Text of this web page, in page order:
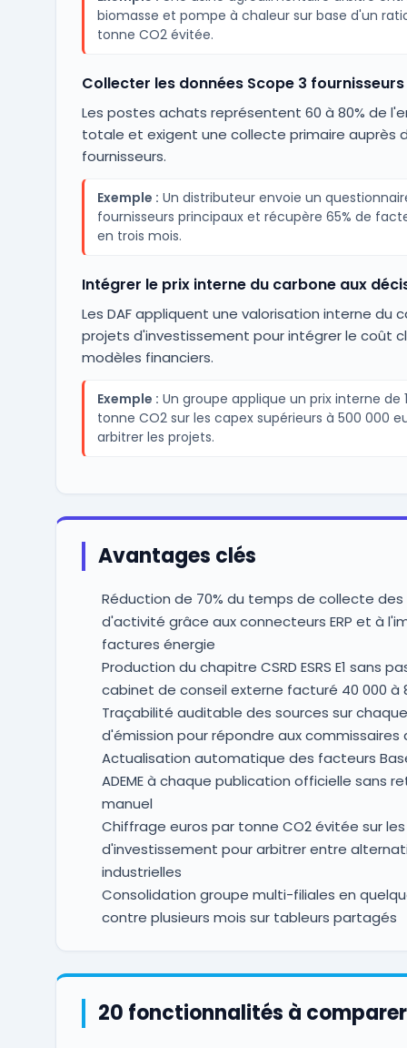
biomasse et pompe à chaleur sur base d'un
tonne CO2 évitée.
Collecter les données Scope 3 fournisseurs
Les postes achats représentent 60 à 80% de
totale et exigent une collecte primaire auprès
fournisseurs.
Exemple : Un distributeur envoie un
fournisseurs principaux et récupère 65% de
en trois mois.
Intégrer le prix interne du carbone aux
Les DAF appliquent une valorisation interne du
projets d'investissement pour intégrer le coût
modèles financiers.
Exemple : Un groupe applique un prix interne de
tonne CO2 sur les capex supérieurs à 500 000
arbitrer les projets.
Avantages clés
Réduction de 70% du temps de collecte
d'activité grâce aux connecteurs ERP et à
factures énergie
Production du chapitre CSRD ESRS E1 sans
cabinet de conseil externe facturé 40 000 à
Traçabilité auditable des sources sur
d'émission pour répondre aux commissaires
Actualisation automatique des facteurs
ADEME à chaque publication officielle sans
manuel
Chiffrage euros par tonne CO2 évitée sur
d'investissement pour arbitrer entre
industrielles
Consolidation groupe multi-filiales en
contre plusieurs mois sur tableurs partagés
20 fonctionnalités à comparer